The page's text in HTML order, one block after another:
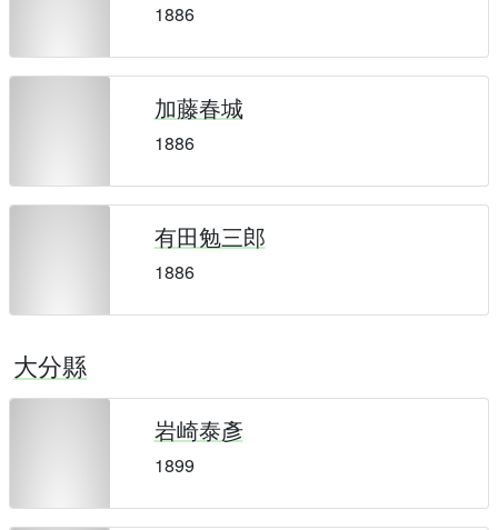
1886
加藤春城
1886
有田勉三郎
1886
大分縣
岩崎泰彥
1899